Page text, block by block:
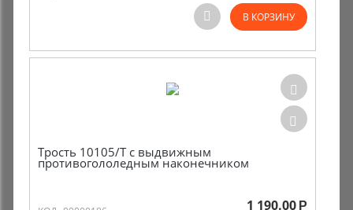
В КОРЗИНУ
Трость 10105/Т с выдвижным
противогололедным наконечником
1 190.00 Р